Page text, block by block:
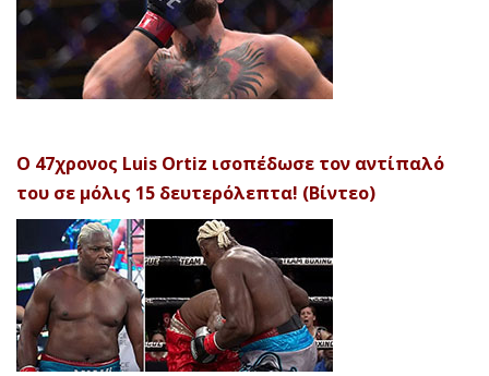
Ο 47χρονος Luis Ortiz ισοπέδωσε τον αντίπαλό
του σε μόλις 15 δευτερόλεπτα! (Βίντεο)